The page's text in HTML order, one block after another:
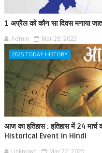
1 अप्रैल को कौन सा दिवस मनाया
Admin Mar 28, 2025
2025 TODAY HISTORY
आज का इतिहास : इतिहास में 24
Historical Event in Hindi
Unknown Mar 22, 2025